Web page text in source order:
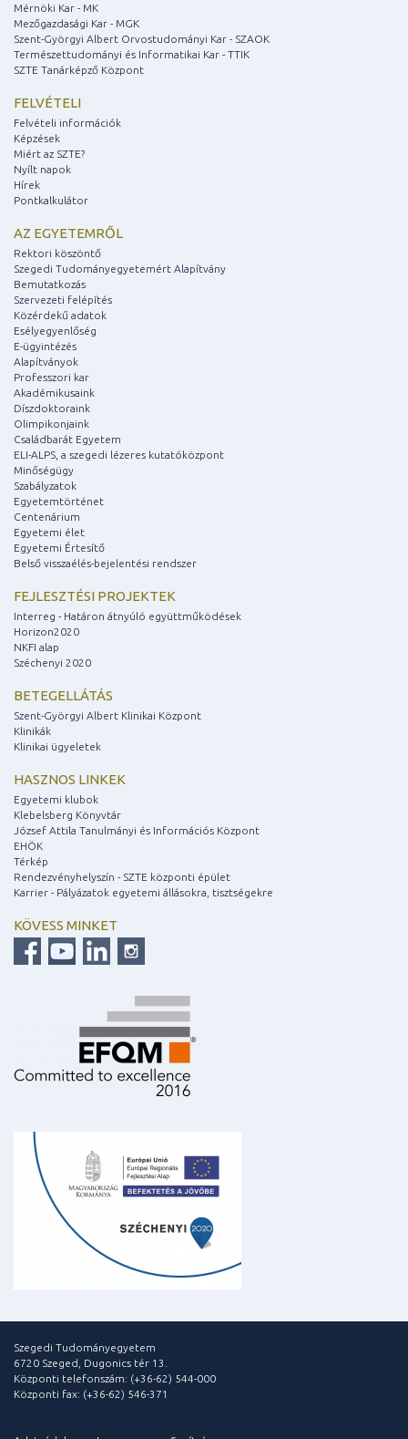
Mérnöki Kar - MK
Mezőgazdasági Kar - MGK
Szent-Györgyi Albert Orvostudományi Kar - SZAOK
Természettudományi és Informatikai Kar - TTIK
SZTE Tanárképző Központ
FELVÉTELI
Felvételi információk
Képzések
Miért az SZTE?
Nyílt napok
Hírek
Pontkalkulátor
AZ EGYETEMRŐL
Rektori köszöntő
Szegedi Tudományegyetemért Alapítvány
Bemutatkozás
Szervezeti felépítés
Közérdekű adatok
Esélyegyenlőség
E-ügyintézés
Alapítványok
Professzori kar
Akadémikusaink
Díszdoktoraink
Olimpikonjaink
Családbarát Egyetem
ELI-ALPS, a szegedi lézeres kutatóközpont
Minőségügy
Szabályzatok
Egyetemtörténet
Centenárium
Egyetemi élet
Egyetemi Értesítő
Belső visszaélés-bejelentési rendszer
FEJLESZTÉSI PROJEKTEK
Interreg - Határon átnyúló együttműködések
Horizon2020
NKFI alap
Széchenyi 2020
BETEGELLÁTÁS
Szent-Györgyi Albert Klinikai Központ
Klinikák
Klinikai ügyeletek
HASZNOS LINKEK
Egyetemi klubok
Klebelsberg Könyvtár
József Attila Tanulmányi és Információs Központ
EHÖK
Térkép
Rendezvényhelyszín - SZTE központi épület
Karrier - Pályázatok egyetemi állásokra, tisztségekre
KÖVESS MINKET
Szegedi Tudományegyetem
6720 Szeged, Dugonics tér 13.
Központi telefonszám: (+36-62) 544-000
Központi fax: (+36-62) 546-371